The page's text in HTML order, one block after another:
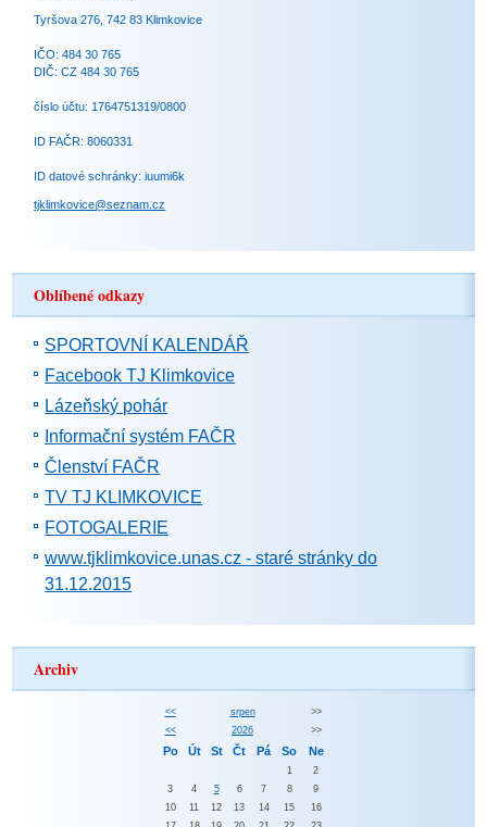
Tyršova 276, 742 83 Klimkovice
IČO: 484 30 765
DIČ: CZ 484 30 765
číslo účtu: 1764751319/0800
ID FAČR: 8060331
ID datové schránky: iuumi6k
tjklimkovice@seznam.cz
Oblíbené odkazy
SPORTOVNÍ KALENDÁŘ
Facebook TJ Klimkovice
Lázeňský pohár
Informační systém FAČR
Členství FAČR
TV TJ KLIMKOVICE
FOTOGALERIE
www.tjklimkovice.unas.cz - staré stránky do
31.12.2015
Archiv
<< srpen
>>
<<
2026 >>
Po Út St Čt Pá So Ne
1
2
3
4 5 6 7 8
9
10
11 12 13 14 15
16